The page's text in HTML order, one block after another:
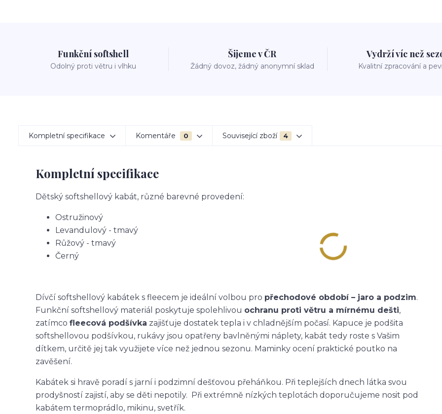
Funkční softshell
Odolný proti větru i vlhku
Šijeme v ČR
Žádný dovoz, žádný anonymní sklad
Vydrží víc než
Kvalitní zpracování a
Kompletní specifikace Komentáře 0 Související zboží 4
Kompletní specifikace
Dětský softshellový kabát, různé barevné provedení:
Ostružinový
Levandulový - tmavý
Růžový - tmavý
Černý
Dívčí softshellový kabátek s fleecem je ideální volbou pro přechodové období – jaro a podzim.
Funkční softshellový materiál poskytuje spolehlivou ochranu proti větru a mírnému dešti,
zatímco fleecová podšívka zajišťuje dostatek tepla i v chladnějším počasí. Kapuce je podšita
softshellovou podšívkou, rukávy jsou opatřeny bavlněnými náplety, kabát tedy roste s Vašim
dítkem, určitě jej tak využijete více než jednou sezonu. Maminky ocení praktické poutko na
zavěšení.
Kabátek si hravě poradí s jarní i podzimní dešťovou přeháňkou. Při teplejších dnech látka svou
prodyšností zajistí, aby se děti nepotily. Při extrémně nízkých teplotách doporučujeme nosit pod
kabátem termoprádlo, mikinu, svetřík.